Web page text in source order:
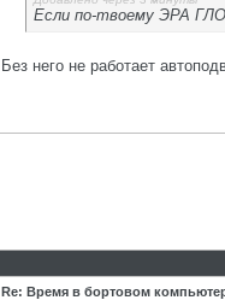
Если по-твоему ЭРА
Без него не работает
Re: Время в бортовом